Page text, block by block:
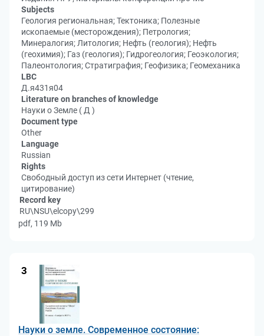
Subjects
Геология региональная; Тектоника; Полезные
ископаемые (месторождения); Петрология;
Минералогия; Литология; Нефть (геология); Нефть
(геохимия); Газ (геология); Гидрогеология; Геоэкология;
Палеонтология; Стратиграфия; Геофизика; Геомеханика
LBC
Д.я431я04
Literature on branches of knowledge
Науки о Земле ( Д )
Document type
Other
Language
Russian
Rights
Свободный доступ из сети Интернет (чтение,
цитирование)
Record key
RU\NSU\elcopy\299
pdf, 119 Mb
3
Науки о земле. Современное состояние: